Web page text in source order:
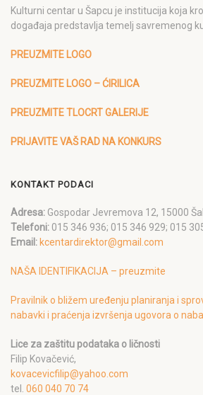
Kulturni centar u Šapcu je institucija koja
događaja predstavlja temelj savremenog
PREUZMITE LOGO
PREUZMITE LOGO – ĆIRILICA
PREUZMITE TLOCRT GALERIJE
PRIJAVITE VAŠ RAD NA KONKURS
KONTAKT PODACI
Adresa: Gospodar Jevremova 12, 15000
Telefoni: 015 346 936; 015 346 929; 015
Email: kcentardirektor@gmail.com
NAŠA IDENTIFIKACIJA – preuzmite
Pravilnik o bližem uređenju planiranja i
nabavki i praćenja izvršenja ugovora o
Lice za zaštitu podataka o ličnosti
Filip Kovačević,
kovacevicfilip@yahoo.com
tel. 060 040 70 74